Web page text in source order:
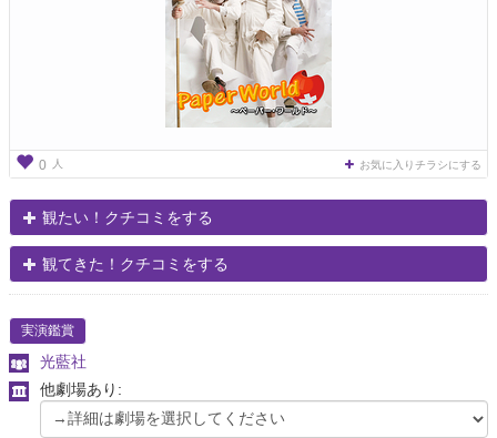
0 人 お気に入りチラシにする
観たい！クチコミをする
観てきた！クチコミをする
実演鑑賞
光藍社
他劇場あり: